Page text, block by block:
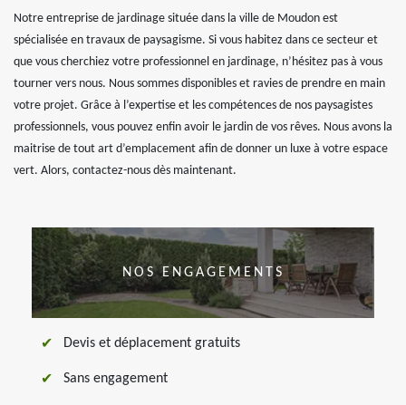
Notre entreprise de jardinage située dans la ville de Moudon est
spécialisée en travaux de paysagisme. Si vous habitez dans ce secteur et
que vous cherchiez votre professionnel en jardinage, n’hésitez pas à vous
tourner vers nous. Nous sommes disponibles et ravies de prendre en main
votre projet. Grâce à l’expertise et les compétences de nos paysagistes
professionnels, vous pouvez enfin avoir le jardin de vos rêves. Nous avons la
maitrise de tout art d’emplacement afin de donner un luxe à votre espace
vert. Alors, contactez-nous dès maintenant.
NOS ENGAGEMENTS
Devis et déplacement gratuits
Sans engagement